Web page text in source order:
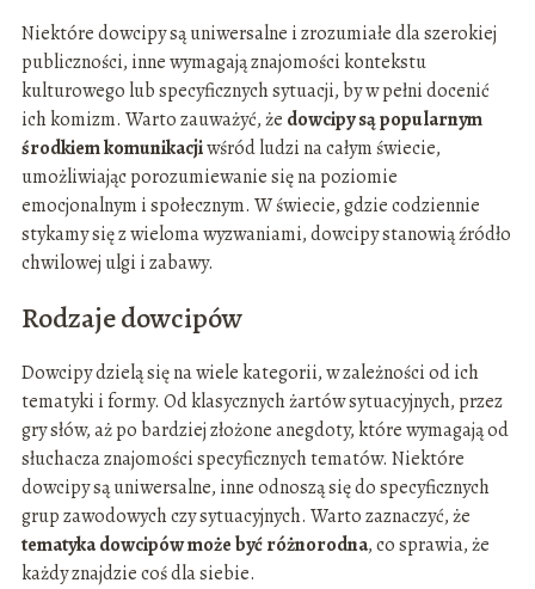
Niektóre dowcipy są uniwersalne i zrozumiałe dla szerokiej
publiczności, inne wymagają znajomości kontekstu
kulturowego lub specyficznych sytuacji, by w pełni docenić
ich komizm. Warto zauważyć, że dowcipy są popularnym
środkiem komunikacjiwśród ludzi na całym świecie,
umożliwiając porozumiewanie się na poziomie
emocjonalnym i społecznym. W świecie, gdzie codziennie
stykamy się z wieloma wyzwaniami, dowcipy stanowią źródło
chwilowej ulgi i zabawy.
Rodzaje dowcipów
Dowcipy dzielą się na wiele kategorii, w zależności od ich
tematyki i formy. Od klasycznych żartów sytuacyjnych, przez
gry słów, aż po bardziej złożone anegdoty, które wymagają od
słuchacza znajomości specyficznych tematów. Niektóre
dowcipy są uniwersalne, inne odnoszą się do specyficznych
grup zawodowych czy sytuacyjnych. Warto zaznaczyć, że
tematyka dowcipów może być różnorodna, co sprawia, że
każdy znajdzie coś dla siebie.